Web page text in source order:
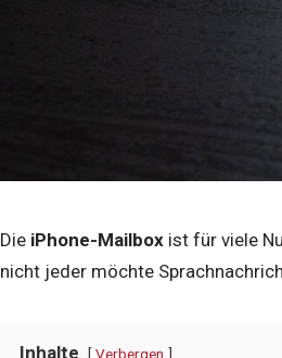
Die iPhone-Mailbox ist für viele
nicht jeder möchte
Inhalte Verbergen